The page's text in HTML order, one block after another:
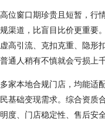
位窗口期珍贵且短暂，行
渠道，比盲目比价更重要
高引流、克扣克重、隐形
通人稍有不慎就会亏损上千
家本地合规门店，均能适
基础变现需求。综合资质
度、门店稳定性、售后安